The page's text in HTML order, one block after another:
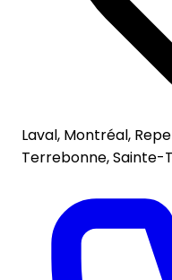
Laval, Montréal,
Terrebonne, Sainte-